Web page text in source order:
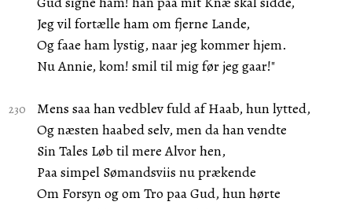
Jeg vil fortælle ham om fjerne Lande,
Og faae ham lystig, naar jeg kommer hjem.
Nu Annie, kom! smil til mig før jeg gaar!"
Mens saa han vedblev fuld af Haab, hun lytted,
Og næsten haabed selv, men da han vendte
Sin Tales Løb til mere Alvor hen,
Paa simpel Sømandsviis nu prækende
Om Forsyn og om Tro paa Gud, hun hørte